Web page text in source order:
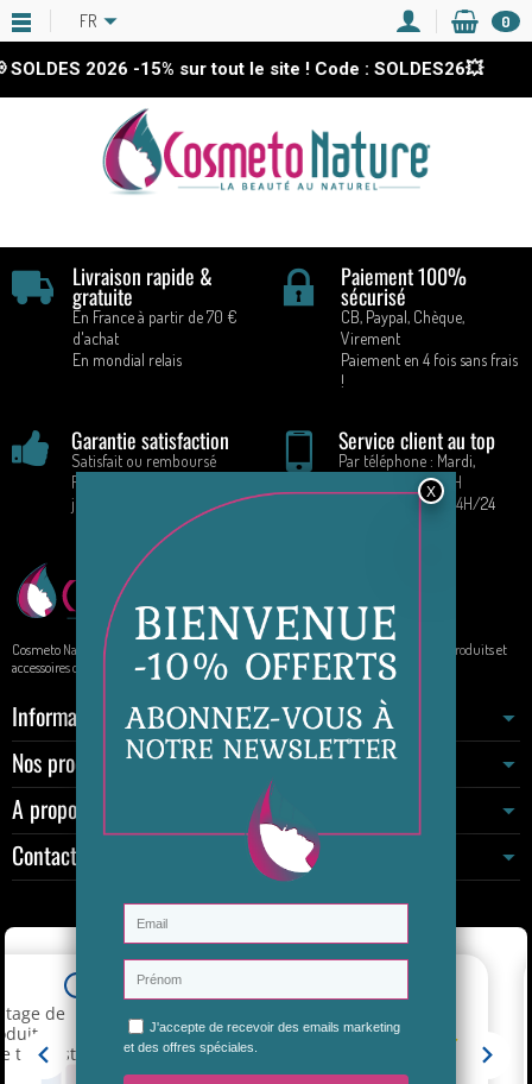
2026-15%sur tout le site ! Code : SOLDES26💥
FR 0
Livraison rapide &
gratuite
En France à partir de 70 €
d'achat
En mondial relais
Paiement 100%
sécurisé
CB, Paypal, Chèque,
Virement
Paiement en 4 fois sans frais
!
Garantie satisfaction
Satisfait ou remboursé
Retours acceptés pendant 14
jours
Service client au top
Par téléphone : Mardi,
Vendredi : 9H - 16H
Par E-mail : 7J/7 24H/24
Cosmeto Nature, votre boutique de beauté au naturel. Elle propose à la vente des produits et
accessoires de beauté sur internet.
Informations
Nos produits
A propos
Contactez-nous